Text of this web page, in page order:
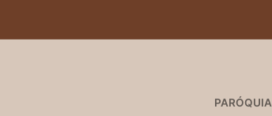
PARÓQUIA